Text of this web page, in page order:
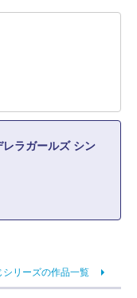
ラガールズ シン
シリーズの作品一覧